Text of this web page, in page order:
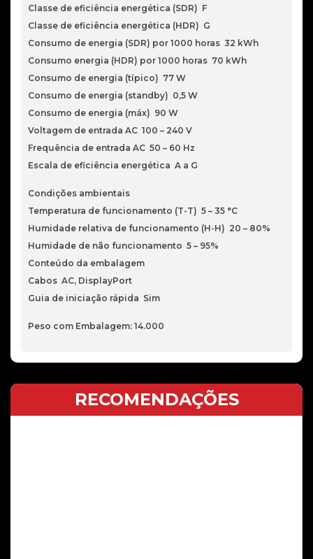
Classe de eficiência energética (SDR) F
Classe de eficiência energética (HDR) G
Consumo de energia (SDR) por 1000 horas 32 kWh
Consumo energia (HDR) por 1000 horas 70 kWh
Consumo de energia (típico) 77 W
Consumo de energia (standby) 0,5 W
Consumo de energia (máx) 90 W
Voltagem de entrada AC 100 – 240 V
Frequência de entrada AC 50 – 60 Hz
Escala de eficiência energética A a G
Condições ambientais
Temperatura de funcionamento (T-T) 5 – 35 °C
Humidade relativa de funcionamento (H-H) 20 – 80%
Humidade de não funcionamento 5 – 95%
Conteúdo da embalagem
Cabos AC, DisplayPort
Guia de iniciação rápida Sim
Peso com Embalagem: 14.000
RECOMENDAÇÕES